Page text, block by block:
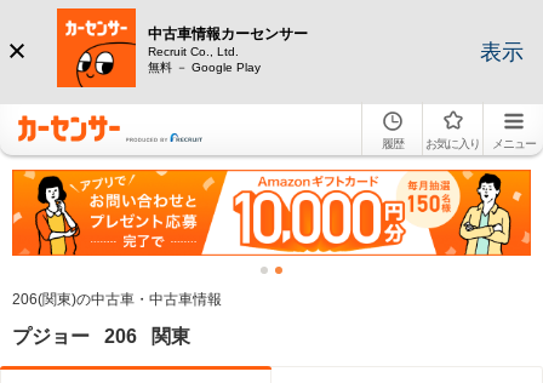
中古車情報カーセンサー
Recruit Co., Ltd.
無料 － Google Play
表示
履歴 お気に入り メニュー
206(関東)の中古車・中古車情報
プジョー 206 関東